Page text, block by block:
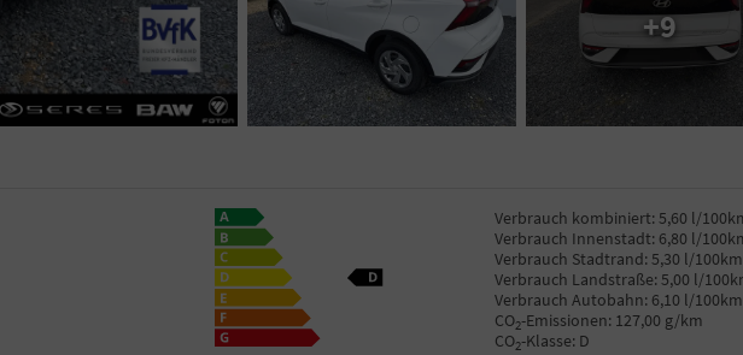
+9
Verbrauch kombiniert: 5,60 l/
Verbrauch Innenstadt: 6,80 l/
Verbrauch Stadtrand: 5,30 l/100km
Verbrauch Landstraße: 5,00 l/
Verbrauch Autobahn: 6,10 l/100km
CO2-Emissionen: 127,00 g/km
CO2-Klasse: D